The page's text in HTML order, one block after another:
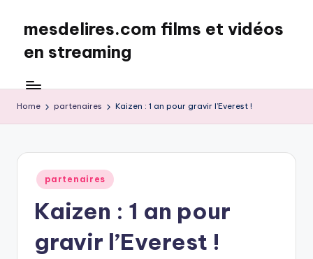
content
mesdelires.com films et vidéos
en streaming
:
film
et
complet
français
Home partenaires Kaizen : 1 an pour gravir l’Everest !
Posted
in
partenaires
Kaizen : 1 an pour
gravir l’Everest !